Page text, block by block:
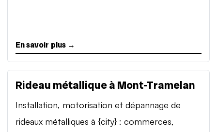
En savoir plus →
Rideau métallique à Mont-Tramelan
Installation, motorisation et dépannage de
rideaux métalliques à {city} : commerces,